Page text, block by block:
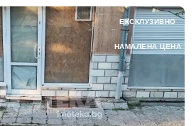
ЕКСКЛУЗИВНО
НАМАЛЕНА ЦЕНА